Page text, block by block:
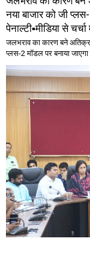
नया बाजार को जी
पेनाल्टी▪️मीडिया से
जलभराव का कारण बने
प्लस-2 मॉडल पर बनाया